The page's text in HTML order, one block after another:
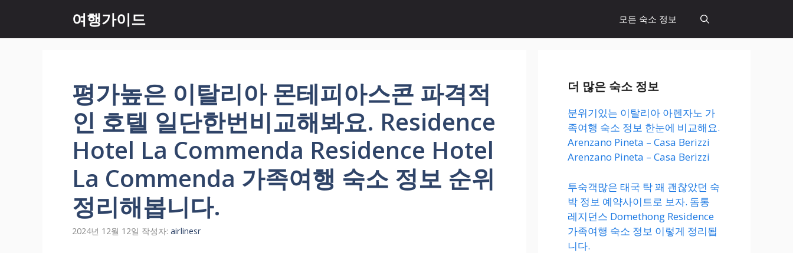
츠
여행가이드 모든 숙소 정보
평가높은 이탈리아 몬테피아스콘 파격적
인 호텔 일단한번비교해봐요. Residence
Hotel La Commenda Residence Hotel
La Commenda 가족여행 숙소 정보 순위
정리해봅니다.
2024년 12월 12일 작성자: airlinesr
더 많은 숙소 정보
분위기있는 이탈리아 아렌자노 가
족여행 숙소 정보 한눈에 비교해요.
Arenzano Pineta – Casa Berizzi
Arenzano Pineta – Casa Berizzi
투숙객많은 태국 탁 꽤 괜찮았던 숙
박 정보 예약사이트로 보자. 돔통
레지던스 Domethong Residence
가족여행 숙소 정보 이렇게 정리됩
니다.